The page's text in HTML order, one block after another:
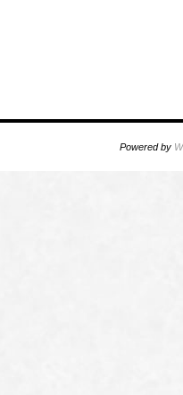
Powered by